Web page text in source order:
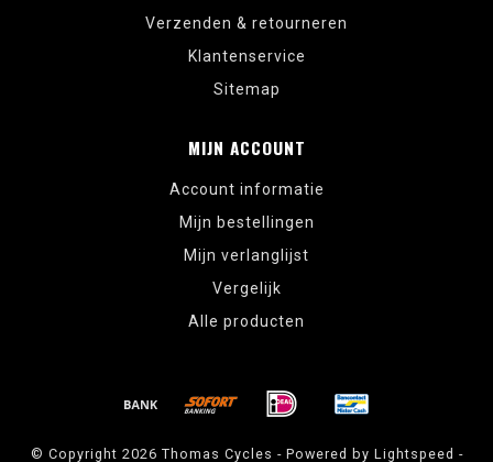
Verzenden & retourneren
Klantenservice
Sitemap
MIJN ACCOUNT
Account informatie
Mijn bestellingen
Mijn verlanglijst
Vergelijk
Alle producten
© Copyright 2026 Thomas Cycles - Powered by Lightspeed -